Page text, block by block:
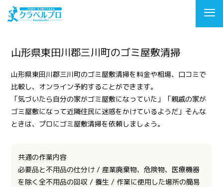
山形県東田川郡三川町のゴミ屋敷清掃
山形県東田川郡三川町のゴミ屋敷清掃を料金や相場、口コミで
比較し、オンライン予約することができます。
「気づいたら自分の家がゴミ屋敷になっていた」「親戚の家が
ゴミ屋敷になって近隣住民に迷惑をかけているようだ」そんな
ときは、プロにゴミ屋敷清掃を依頼しましょう。
共通の作業内容
必要品と不用品の仕分け / 産業廃棄物、危険物、医療機器
を除く全不用品の回収 / 養生 / 作業に使用した場所の簡易